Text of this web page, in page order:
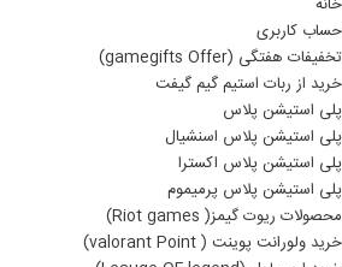
حساب کاربری
تخفیفات هفتگی (gamegifts Offer)
خرید از ربات استیم گیم گیفت
پلی استیشن پلاس
پلی استیشن پلاس اسنشیال
پلی استیشن پلاس اکسترا
پلی استیشن پلاس پرمیموم
محصولات ریوت گیمز( Riot games)
خرید ولورانت پوینت ( valorant Point)